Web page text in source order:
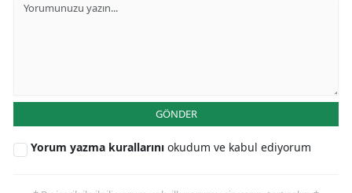
GÖNDER
Yorum yazma kurallarını okudum ve kabul ediyorum